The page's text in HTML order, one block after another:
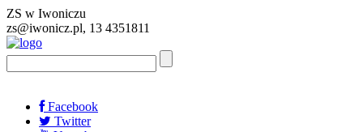
ZS w Iwoniczu
zs@iwonicz.pl, 13 4351811
Facebook
Twitter